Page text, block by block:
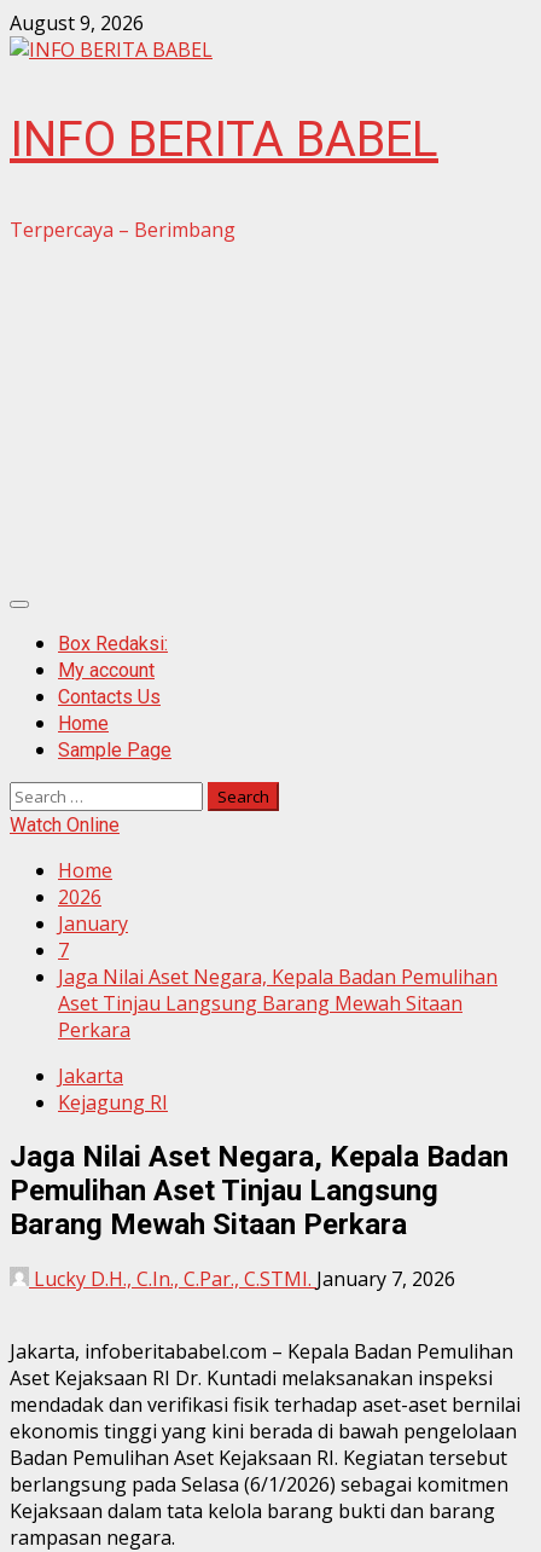
Skip
to
August 9, 2026
INFO BERITA BABEL
Terpercaya – Berimbang
Primary
MenuBox Redaksi:
My account
Contacts Us
Home
Sample Page
Search
for:
Watch Online
Home
2026
January
7
Jaga Nilai Aset Negara, Kepala Badan Pemulihan
Aset Tinjau Langsung Barang Mewah Sitaan
Perkara
Jakarta
Kejagung RI
Jaga Nilai Aset Negara, Kepala Badan
Pemulihan Aset Tinjau Langsung
Barang Mewah Sitaan Perkara
Lucky D.H., C.In., C.Par., C.STMI. January 7, 2026
Jakarta, infoberitababel.com – Kepala Badan Pemulihan
Aset Kejaksaan RI Dr. Kuntadi melaksanakan inspeksi
mendadak dan verifikasi fisik terhadap aset-aset bernilai
ekonomis tinggi yang kini berada di bawah pengelolaan
Badan Pemulihan Aset Kejaksaan RI. Kegiatan tersebut
berlangsung pada Selasa (6/1/2026) sebagai komitmen
Kejaksaan dalam tata kelola barang bukti dan barang
rampasan negara.